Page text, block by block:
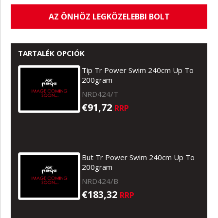
AZ ÖNHÖZ LEGKÖZELEBBI BOLT
TARTALÉK OPCIÓK
Tip Tr Power Swim 240cm Up To
200gram
NRD424/T
€91,72 RRP
But Tr Power Swim 240cm Up To
200gram
NRD424/B
€183,32 RRP